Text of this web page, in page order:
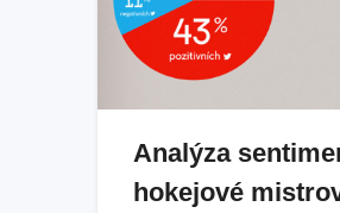
Analýza
hokejové